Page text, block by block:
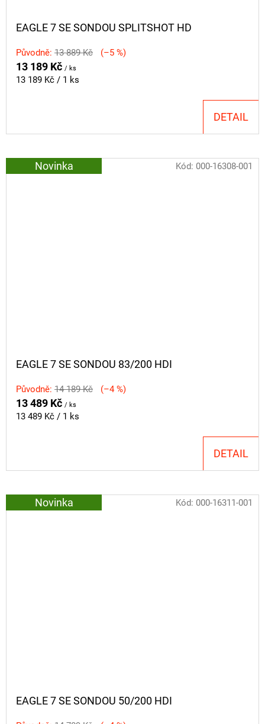
EAGLE 7 SE SONDOU SPLITSHOT HD
Původně: 13 889 Kč (–5 %)
13 189 Kč / ks
Měrná
13 189 Kč / 1 ks
DETAIL
Novinka
EAGLE 7 SE SONDOU 83/200 HDI
Původně: 14 189 Kč (–4 %)
13 489 Kč / ks
Měrná
13 489 Kč / 1 ks
DETAIL
Kód: 000-16308-001
Novinka
EAGLE 7 SE SONDOU 50/200 HDI
Kód: 000-16311-001